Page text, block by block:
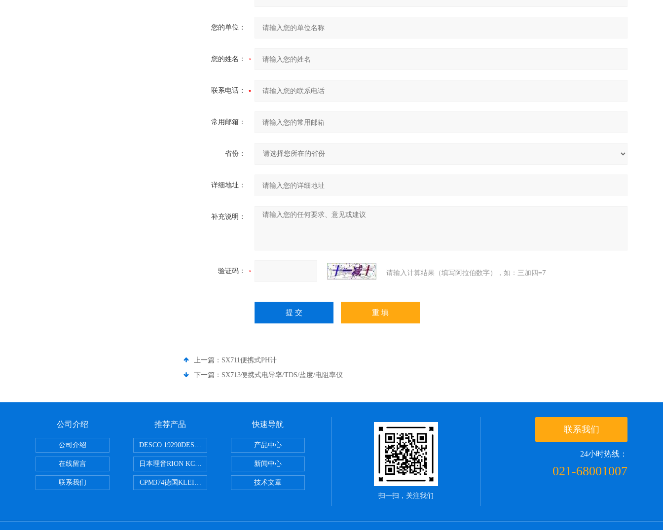
您的单位：
您的姓名：
联系电话：
常用邮箱：
省份：
详细地址：
补充说明：
验证码： 请输入计算结果（填写阿拉伯数字），如：三加四=7
上一篇： SX711便携式PH计
下一篇： SX713便携式电导率/TDS/盐度/电阻率仪
公司介绍
公司介绍
在线留言
联系我们
推荐产品
DESCO 19290DESCO 19290重锤式表面电阻测试仪
日本理音RION KC-51/KC-52便携式激光粒子计数器
CPM374德国KLEINWAECHTER CPM374静电平板监测器
快速导航
产品中心
新闻中心
技术文章
扫一扫，关注我们
联系我们
24小时热线：
021-68001007